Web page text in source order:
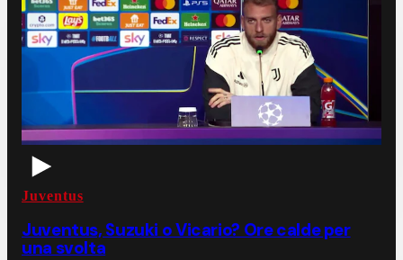
Juventus
Juventus, Suzuki o Vicario? Ore calde per
una svolta